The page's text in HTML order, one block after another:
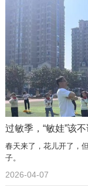
过敏季，“敏娃”该不
春天来了，花儿开了，
子。
2026-04-07